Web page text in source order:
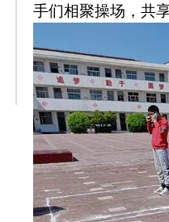
手们相聚操场，共